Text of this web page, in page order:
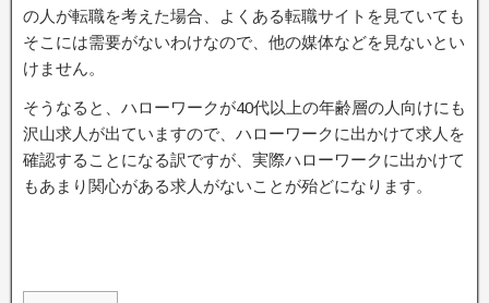
の人が転職を考えた場合、よくある転職サイトを見ていても
そこには需要がないわけなので、他の媒体などを見ないとい
けません。
そうなると、ハローワークが40代以上の年齢層の人向けにも
沢山求人が出ていますので、ハローワークに出かけて求人を
確認することになる訳ですが、実際ハローワークに出かけて
もあまり関心がある求人がないことが殆どになります。